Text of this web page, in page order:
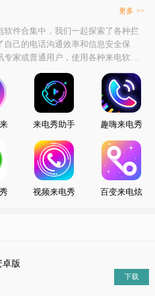
更多 >>
软件合集中，我们一起探索了各种拦
己的电话沟通效率和信息安全保
专家或普通用户，使用各种来电软件
等各种活动，享受着来电带来的方便
不仅锻炼了自己的技术和操作能力，
。我们在面对不同的电话问题时，学
时，学会了分享喜悦;我们在
来电秀助手 趣嗨来电秀
视频来电秀 百变来电炫
版
下载